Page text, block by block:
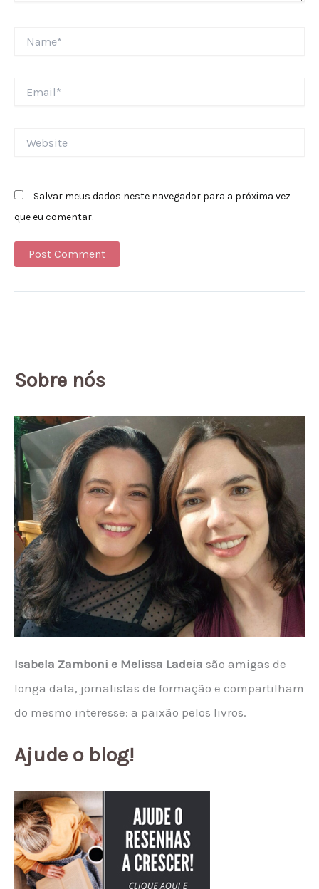
Salvar meus dados neste navegador para a próxima vez
que eu comentar.
Sobre nós
Isabela Zamboni e Melissa Ladeia são amigas de
longa data, jornalistas de formação e compartilham
do mesmo interesse: a paixão pelos livros.
Ajude o blog!